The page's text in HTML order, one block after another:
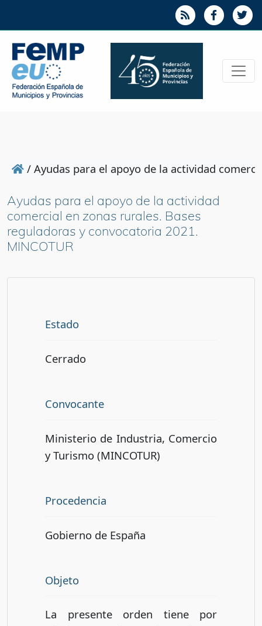
/ Ayudas para el apoyo de la actividad
Ayudas para el apoyo de la actividad
comercial en zonas rurales. Bases
reguladoras y convocatoria 2021.
MINCOTUR
Estado
Cerrado
Convocante
Ministerio de Industria, Comercio
y Turismo (MINCOTUR)
Procedencia
Gobierno de España
Objeto
La presente orden tiene por